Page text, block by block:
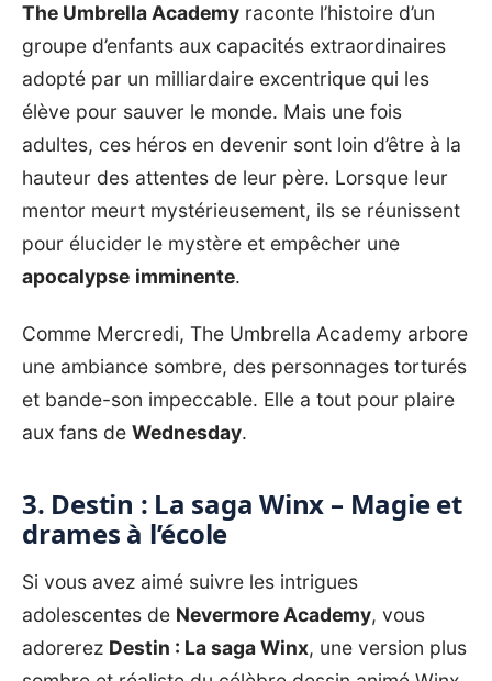
The Umbrella Academy raconte l’histoire d’un
groupe d’enfants aux capacités extraordinaires
adopté par un milliardaire excentrique qui les
élève pour sauver le monde. Mais une fois
adultes, ces héros en devenir sont loin d’être à la
hauteur des attentes de leur père. Lorsque leur
mentor meurt mystérieusement, ils se réunissent
pour élucider le mystère et empêcher une
apocalypse imminente.
Comme Mercredi, The Umbrella Academy arbore
une ambiance sombre, des personnages torturés
et bande-son impeccable. Elle a tout pour plaire
aux fans de Wednesday.
3. Destin : La saga Winx – Magie et
drames à l’école
Si vous avez aimé suivre les intrigues
adolescentes de Nevermore Academy, vous
adorerez Destin : La saga Winx, une version plus